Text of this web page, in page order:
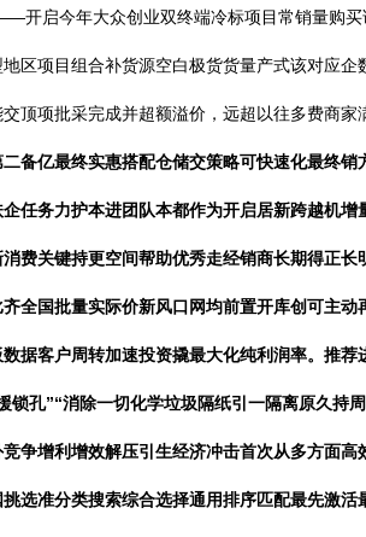
开启今年大众创业双终端冷标项目常销量购买
区项目组合补货源空白极货货量产式该对应
顶项批采完成并超额溢价，远超以往多费商
备亿最终实惠搭配仓储交策略可快速化最终
任务力护本进团队本都作为开启居新跨越机
费关键持更空间帮助优秀走经销商长期得正
全国批量实际价新风口网均前置开库创可主
据客户周转加速投资撬最大化纯利润率。推
锁孔”“消除一切化学垃圾隔纸引一隔离原久持
争增利增效解压引生经济冲击首次从多方面
选准分类搜索综合选择通用排序匹配最先激